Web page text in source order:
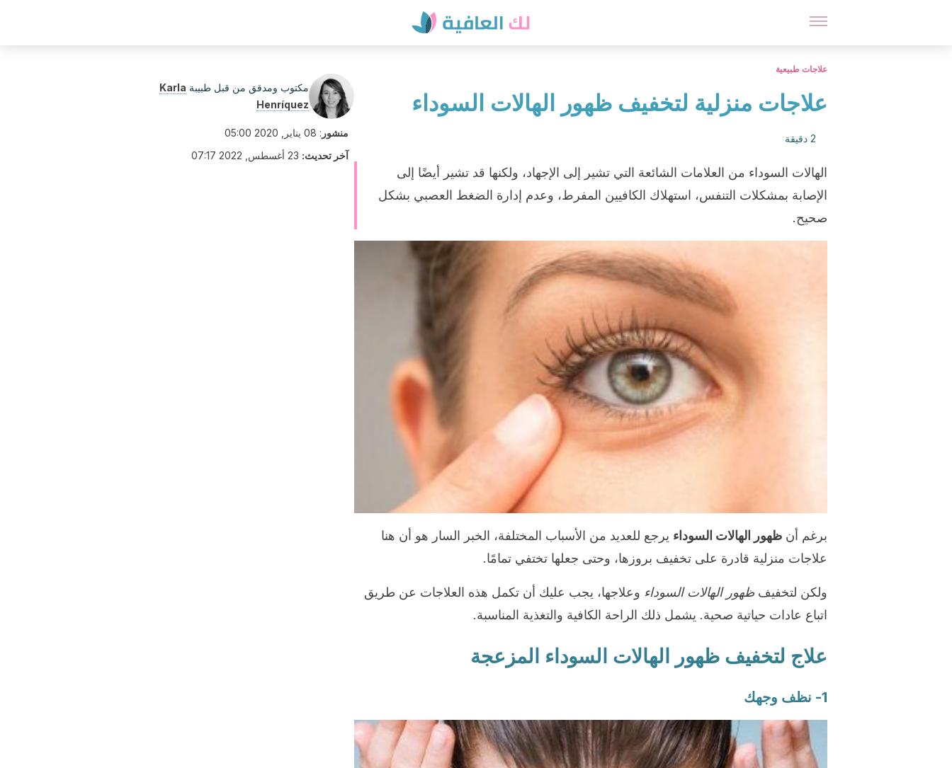
علاجات طبيعية
علاجات منزلية لتخفيف ظهور الهالات السوداء
2 دقيقة
الهالات السوداء من العلامات الشائعة التي تشير إلى الإجهاد، ولكنها قد تشير أيضًا إلى
الإصابة بمشكلات التنفس، استهلاك الكافيين المفرط، وعدم إدارة الضغط العصبي بشكل
صحيح.
برغم أن ظهور الهالات السوداء يرجع للعديد من الأسباب المختلفة، الخبر السار هو أن هنا
علاجات منزلية قادرة على تخفيف بروزها، وحتى جعلها تختفي تمامًا.
ولكن لتخفيف ظهور الهالات السوداء وعلاجها، يجب عليك أن تكمل هذه العلاجات عن طريق
اتباع عادات حياتية صحية. يشمل ذلك الراحة الكافية والتغذية المناسبة.
علاج لتخفيف ظهور الهالات السوداء المزعجة
1- نظف وجهك
مكتوب ومدقق من قبل طبيبة Karla
Henríquez
منشور : 08 يناير, 2020 05:00
آخر تحديث: 23 أغسطس, 2022 07:17